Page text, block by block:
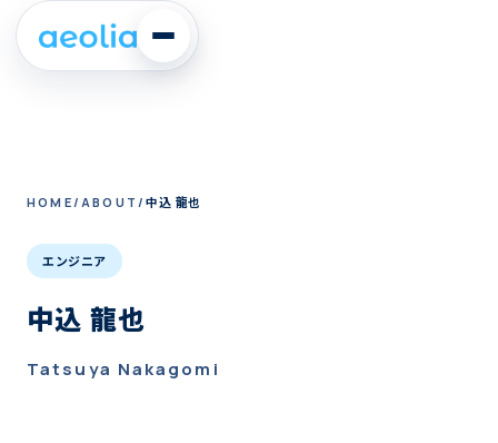
HOME ABOUT 中込 龍也
エンジニア
中込 龍也
Tatsuya Nakagomi